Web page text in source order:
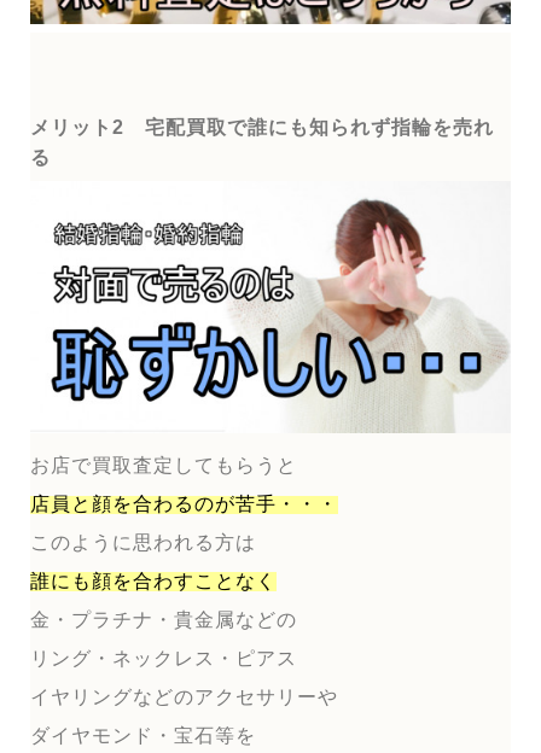
メリット2 宅配買取で誰にも知られず指輪を売れ
る
お店で買取査定してもらうと
店員と顔を合わるのが苦手・・・
このように思われる方は
誰にも顔を合わすことなく
金・プラチナ・貴金属などの
リング・ネックレス・ピアス
イヤリングなどのアクセサリーや
ダイヤモンド・宝石等を